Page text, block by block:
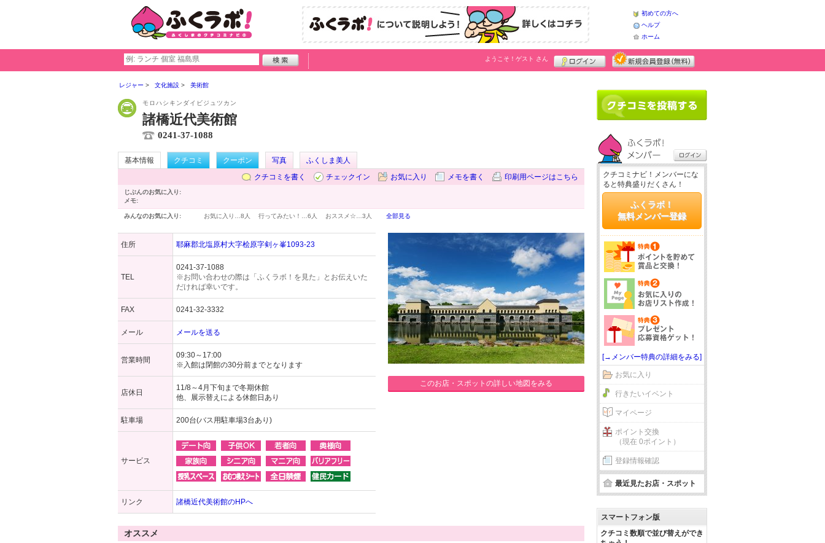
初めての方へ
ヘルプ
ホーム
ようこそ！ ゲスト さん
レジャー 文化施設 美術館
モロハシキンダイビジュツカン
諸橋近代美術館
0241-37-1088
基本情報 クチコミ クーポン 写真
ふくしま美人
クチコミを書く
チェックイン お気に入り メモを書く 印刷用ページはこちら
じぶんのお気に入り:
メモ:
みんなのお気に入り: お気に入り… 8人 行ってみたい！… 6人 おススメ☆… 3人 全部見る
住所 耶麻郡北塩原村大字桧原字剣ヶ峯1093-23
TEL
0241-37-1088
※お問い合わせの際は「ふくラボ！を見た」とお伝えいた
だければ幸いです。
FAX 0241-32-3332
メール メールを送る
営業時間
09:30～17:00
※入館は閉館の30分前までとなります
店休日
11/8～4月下旬まで冬期休館
他、展示替えによる休館日あり
駐車場 200台(バス用駐車場3台あり)
サービス
リンク 諸橋近代美術館のHPへ
このお店・スポットの詳しい地図をみる
オススメ
クチコミナビ！メンバーにな
ると特典盛りだくさん！
ふくラボ！
無料メンバー登録
[→メンバー特典の詳細をみる]
お気に入り
行きたいイベント
マイページ
ポイント交換
（現在 0ポイント）
登録情報確認
最近見たお店・スポット
スマートフォン版
クチコミ数順で並び替えができ